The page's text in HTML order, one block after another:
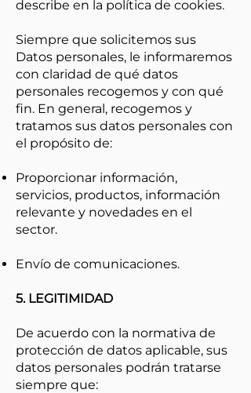
describe en la política de cookies.
Siempre que solicitemos sus
Datos personales, le informaremos
con claridad de qué datos
personales recogemos y con qué
fin. En general, recogemos y
tratamos sus datos personales con
el propósito de:
Proporcionar información,
servicios, productos, información
relevante y novedades en el
sector.
Envío de comunicaciones.
5. LEGITIMIDAD
De acuerdo con la normativa de
protección de datos aplicable, sus
datos personales podrán tratarse
siempre que: